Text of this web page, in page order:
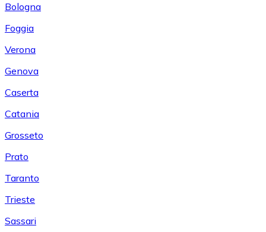
Bologna
Foggia
Verona
Genova
Caserta
Catania
Grosseto
Prato
Taranto
Trieste
Sassari